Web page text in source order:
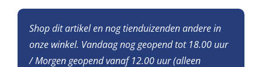
Shop dit artikel en nog tienduizenden andere in
onze winkel. Vandaag nog geopend tot 18.00 uur
/ Morgen geopend vanaf 12.00 uur (alleen